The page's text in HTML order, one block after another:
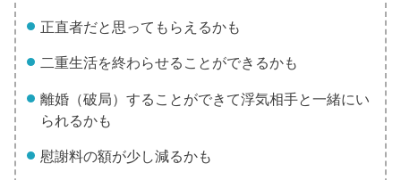
正直者だと思ってもらえるかも
二重生活を終わらせることができるかも
離婚（破局）することができて浮気相手と一緒にい
られるかも
慰謝料の額が少し減るかも